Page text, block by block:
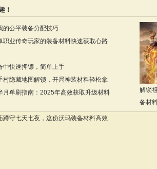
！
的公平装备分配技巧
职业传奇玩家的装备材料快速获取心路
中快速押镖，简单上手
村隐藏地图解锁，开局神装材料轻松拿
月单刷指南：2025年高效获取升级材料
蹲守七天七夜，这份沃玛装备材料高效
解锁
备材